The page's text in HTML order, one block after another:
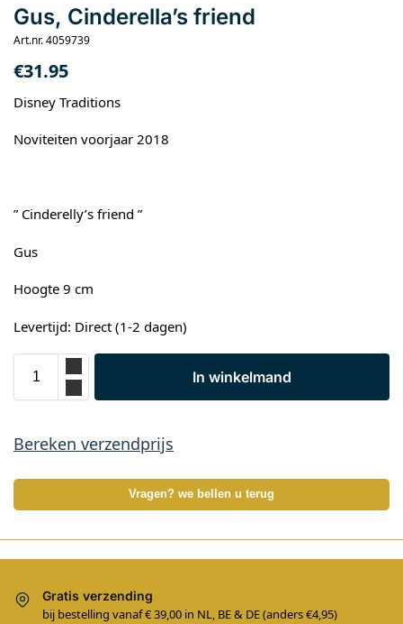
Gus, Cinderella’s friend
Art.nr. 4059739
€31.95
Disney Traditions
Noviteiten voorjaar 2018
” Cinderelly’s friend ”
Gus
Hoogte 9 cm
Levertijd: Direct (1-2 dagen)
In winkelmand
Bereken verzendprijs
Vragen? we bellen u terug
Gratis verzending
bij bestelling vanaf € 39,00 in NL, BE & DE (anders €4,95)